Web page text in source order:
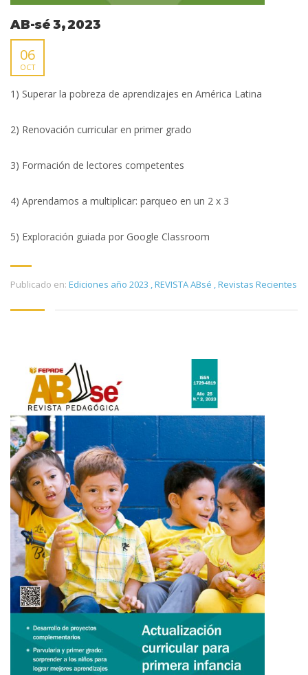
AB-sé 3, 2023
06
OCT
1) Superar la pobreza de aprendizajes en América Latina
2) Renovación curricular en primer grado
3) Formación de lectores competentes
4) Aprendamos a multiplicar: parqueo en un 2 x 3
5) Exploración guiada por Google Classroom
Publicado en: Ediciones año 2023 ,REVISTA ABsé ,Revistas Recientes